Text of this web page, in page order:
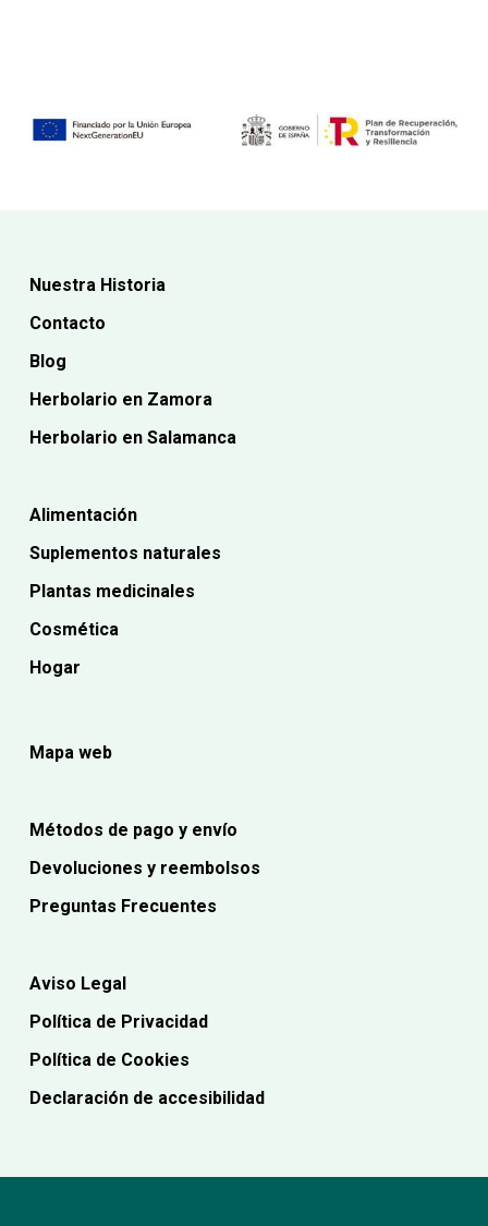
Nuestra Historia
Contacto
Blog
Herbolario en Zamora
Herbolario en Salamanca
Alimentación
Suplementos naturales
Plantas medicinales
Cosmética
Hogar
Mapa web
Métodos de pago y envío
Devoluciones y reembolsos
Preguntas Frecuentes
Aviso Legal
Política de Privacidad
Política de Cookies
Declaración de accesibilidad